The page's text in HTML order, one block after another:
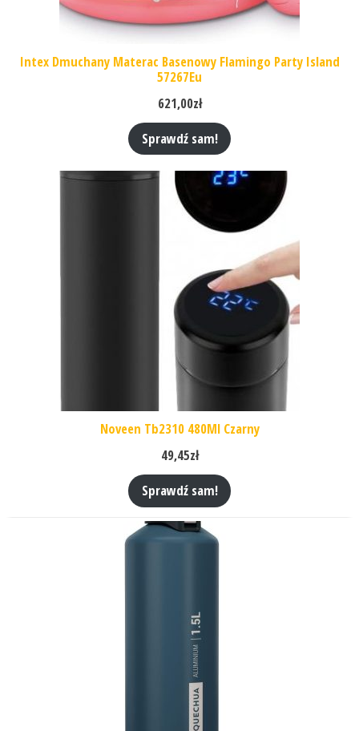
Intex Dmuchany Materac Basenowy Flamingo Party Island
57267Eu
621,00zł
Sprawdź sam!
Noveen Tb2310 480Ml Czarny
49,45zł
Sprawdź sam!